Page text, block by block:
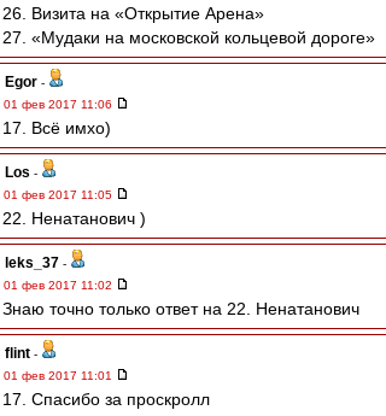
26. Визита на «Открытие Арена»
27. «Мудаки на московской кольцевой дороге»
Egor -
01 фев 2017 11:06
17. Всё имхо)
Los -
01 фев 2017 11:05
22. Ненатанович )
leks_37 -
01 фев 2017 11:02
Знаю точно только ответ на 22. Ненатанович
flint -
01 фев 2017 11:01
17. Спасибо за проскролл